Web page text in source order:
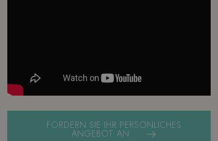
FORDERN SIE IHR PERSÖNLICHES
ANGEBOT AN